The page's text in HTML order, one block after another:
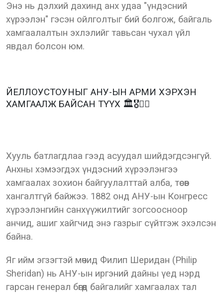
Энэ нь дэлхий дахинд анх удаа "үндэсний
хүрээлэн" гэсэн ойлголтыг бий болгож, байгаль
хамгаалалтын эхлэлийг тавьсан чухал үйл
явдал болсон юм.
ЙЕЛЛОУСТОУНЫГ АНУ-ЫН АРМИ ХЭРХЭН
ХАМГААЛЖ БАЙСАН ТҮҮХ 🏛🎖💂‍♂️
Хууль батлагдлаа гээд асуудал шийдэгдсэнгүй.
Анхны хэмээгдэх үндэсний хүрээлэнгээ
хамгаалах зохион байгуулалттай алба, төсөв
хангалтгүй байжээ. 1882 онд АНУ-ын Конгресс
хүрээлэнгийн санхүүжилтийг зогсоосноор
анчид, ашиг хайгчид энэ газрыг сүйтгэж эхэлсэн
байна.
Яг ийм эгзэгтэй мөчид Филип Шеридан (Philip
Sheridan) нь АНУ-ын иргэний дайны үед нэрд
гарсан генерал бөгөөд байгалийг хамгаалах тал